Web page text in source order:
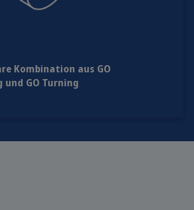
Kombination aus GO
und GO Turning